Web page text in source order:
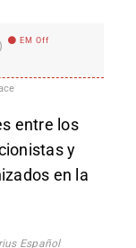
EM Off
entre los
y
en la
Español